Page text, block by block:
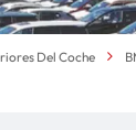
Del Coche